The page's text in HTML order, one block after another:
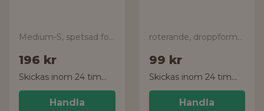
Medium-S, spetsad form
196 kr
Skickas inom 24 timmar!
Handla
roterande, droppformad
99 kr
Skickas inom 24 timmar!
Handla